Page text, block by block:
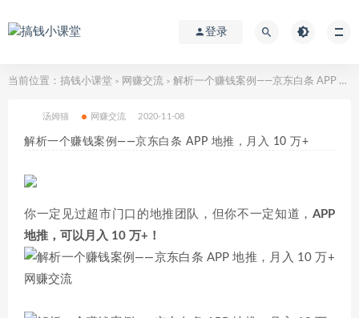
登录
当前位置： 搞钱小课堂 > 网赚交流 > 解析一个赚钱案例——京东白条 APP 地推，月入 10 万+
汤姆猫 网赚交流 2020-11-08
解析一个赚钱案例——京东白条 APP 地推，月入 10 万+
你一定见过超市门口的地推团队，但你不一定知道， APP
地推，可以月入 10 万+！